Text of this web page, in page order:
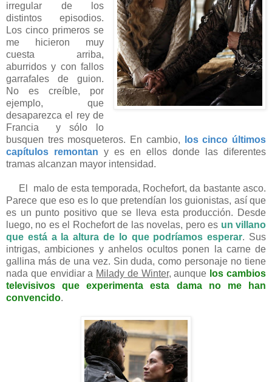
irregular de los
distintos episodios.
Los cinco primeros se
me hicieron muy
cuesta arriba,
aburridos y con fallos
garrafales de guion.
Noes creíble, por
ejemplo, que
desaparezca el rey de
Francia y sólo lo
busquen tres mosqueteros. En cambio,
los cinco últimos
capítulos remontan y es en ellos donde las diferentes
tramas alcanzan mayor intensidad.
El malo de esta temporada, Rochefort, da bastante asco.
Parece que eso es lo que pretendían los guionistas, así que
es un punto positivo que se lleva esta producción. Desde
luego, no es el Rochefort de las novelas, pero es un villano
que está a la altura de lo que podríamos esperar. Sus
intrigas, ambiciones y anhelos ocultos ponen la carnede
gallina más de una vez. Sin duda, como personaje no tiene
nada que envidiar a Milady de Winter, aunque los cambios
televisivos que experimenta esta dama no me han
convencido.